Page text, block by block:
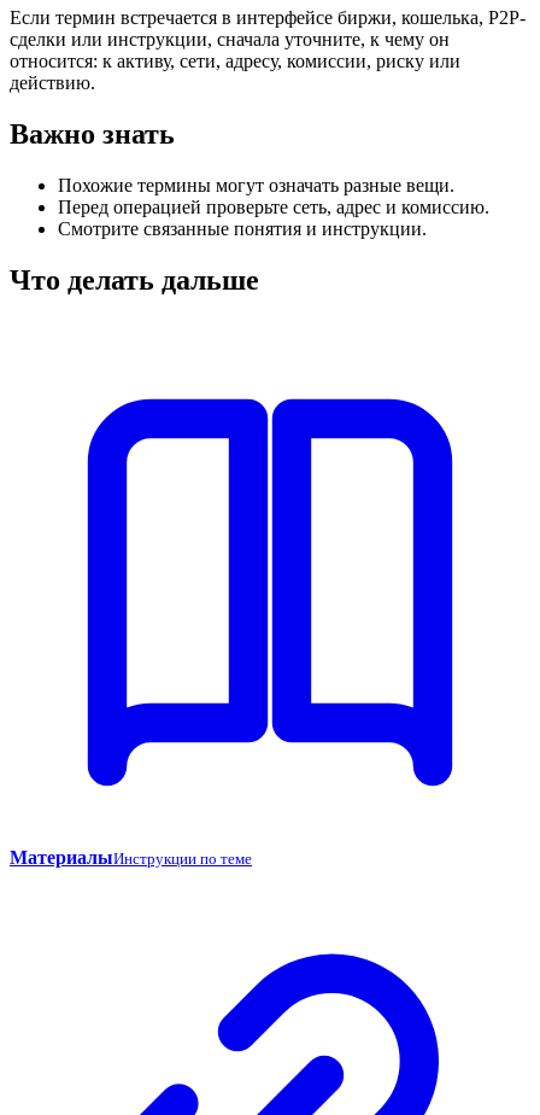
Если термин встречается в интерфейсе биржи, кошелька, P2P-
сделки или инструкции, сначала уточните, к чему он
относится: к активу, сети, адресу, комиссии, риску или
действию.
Важно знать
Похожие термины могут означать разные вещи.
Перед операцией проверьте сеть, адрес и комиссию.
Смотрите связанные понятия и инструкции.
Что делать дальше
МатериалыИнструкции по теме